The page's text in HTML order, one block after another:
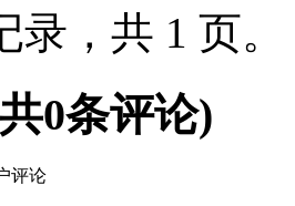
录，共 1 页。
0条评论)
评论